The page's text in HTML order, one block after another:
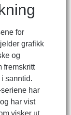
for
grafikk
og
fremskritt
sanntid.
har
har vist
visker ut